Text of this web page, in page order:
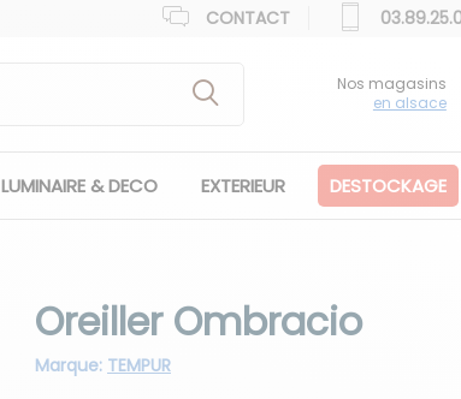
CONTACT
Nos magasins
en alsace
LUMINAIRE & DECO EXTERIEUR DESTOCKAGE
Oreiller Ombracio
Marque: TEMPUR